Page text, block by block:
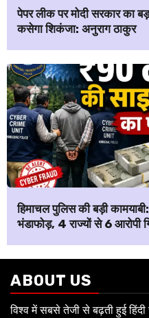
पेपर लीक पर मोदी सरकार का
कसेगा शिकंजा: अनुराग ठाकुर
हिमाचल पुलिस की बड़ी
भंडाफोड़, 4 राज्यों से 6 आरोपी
ABOUT US
विश्व में सबसे तेजी से बढ़ती हुई हिंदी